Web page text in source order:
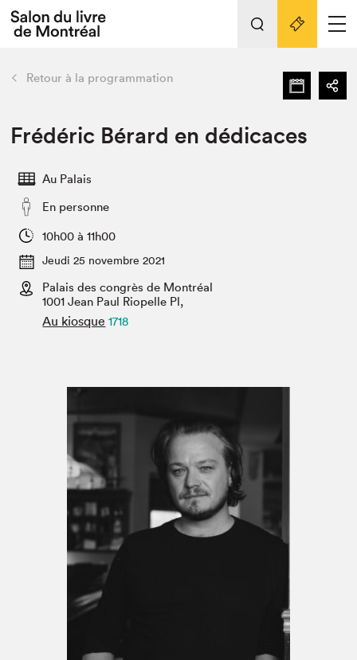
Espace exposant⋅e⋅s
Espace enseignant·e·s
L'événement
Préparer sa visite au Salon
Actualités
SLM PRO
retour Nos activités
Préparer sa visite
Salon au Palais
Projets partenaires
Liens pratiques
Retour à la programmation
Frédéric Bérard en dédicaces
Au Palais
En personne
10h00 à 11h00
Jeudi 25 novembre 2021
Palais des congrès de Montréal
1001 Jean Paul Riopelle Pl,
Au kiosque 1718